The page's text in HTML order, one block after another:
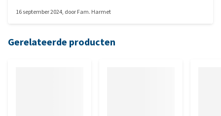
maanden aan tot aan de fotobeoordeling bij de orthopeed.
16 september 2024, doorFam. Harmet
Gerelateerde producten